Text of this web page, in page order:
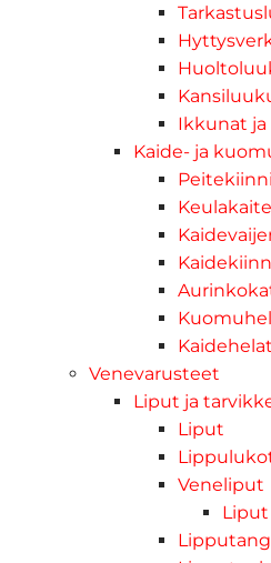
Ikkunat
Kaide- ja
Kaidehelat
Venevarusteet
Liput ja
Liput
Veneliput
Liput